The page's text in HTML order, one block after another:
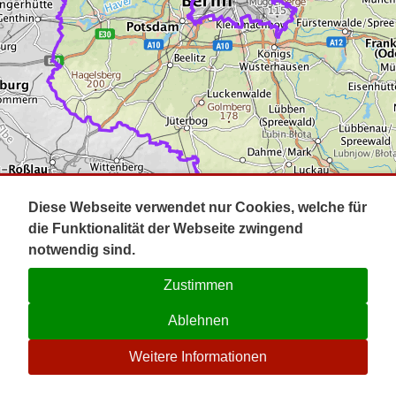
Impressum
Kontakt
☉
Diese Webseite verwendet nur Cookies, welche für
die Funktionalität der Webseite zwingend
notwendig sind.
Zustimmen
Ablehnen
Weitere Informationen